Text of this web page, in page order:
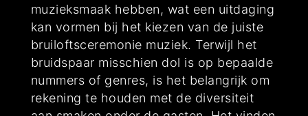
muzieksmaak hebben, wat een uitdaging
kan vormen bij het kiezen van de juiste
bruiloftsceremonie muziek. Terwijl het
bruidspaar misschien dol is op bepaalde
nummers of genres, is het belangrijk om
rekening te houden met de diversiteit